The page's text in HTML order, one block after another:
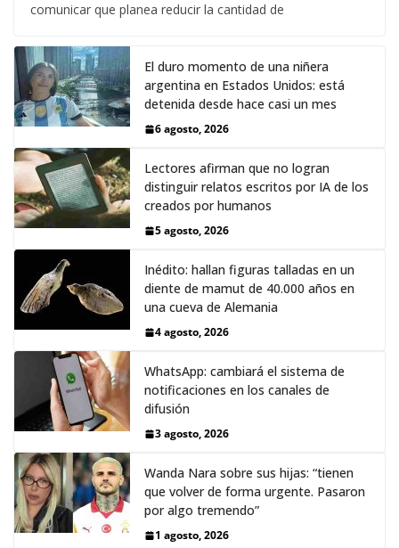
comunicar que planea reducir la cantidad de
El duro momento de una niñera
argentina en Estados Unidos: está
detenida desde hace casi un mes
6 agosto, 2026
Lectores afirman que no logran
distinguir relatos escritos por IA de los
creados por humanos
5 agosto, 2026
Inédito: hallan figuras talladas en un
diente de mamut de 40.000 años en
una cueva de Alemania
4 agosto, 2026
WhatsApp: cambiará el sistema de
notificaciones en los canales de
difusión
3 agosto, 2026
Wanda Nara sobre sus hijas: “tienen
que volver de forma urgente. Pasaron
por algo tremendo”
1 agosto, 2026